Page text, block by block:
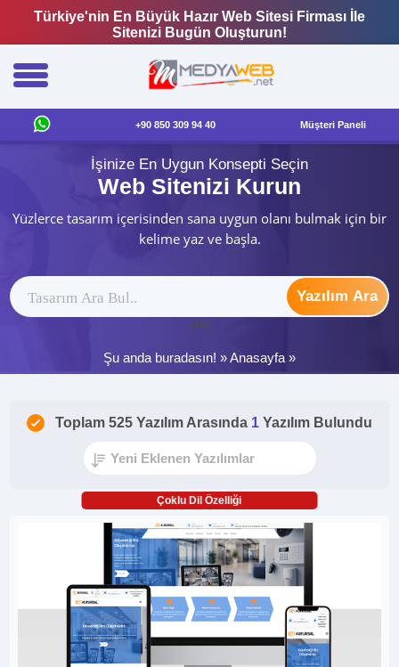
Türkiye'nin En Büyük Hazır Web Sitesi Firması İle
Sitenizi Bugün Oluşturun!
+90 850 309 94 40 Müşteri Paneli
İşinize En Uygun Konsepti Seçin
Web Sitenizi Kurun
Yüzlerce tasarım içerisinden sana uygun olanı bulmak için bir
kelime yaz ve başla.
Yazılım Ara
ytag
Şu anda buradasın! »Anasayfa »
Toplam 525 Yazılım Arasında 1 Yazılım Bulundu
Çoklu Dil Özelliği